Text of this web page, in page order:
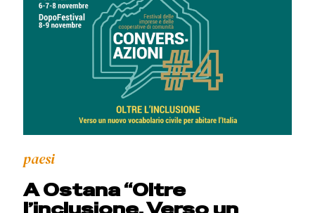
paesi
A Ostana “Oltre